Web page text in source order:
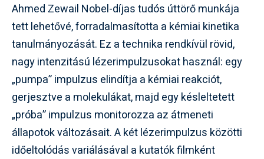
Ahmed Zewail Nobel-díjas tudós úttörő munkája
tett lehetővé, forradalmasította a kémiai kinetika
tanulmányozását. Ez a technika rendkívül rövid,
nagy intenzitású lézerimpulzusokat használ: egy
„pumpa” impulzus elindítja a kémiai reakciót,
gerjesztve a molekulákat, majd egy késleltetett
„próba” impulzus monitorozza az átmeneti
állapotok változásait. A két lézerimpulzus közötti
időeltolódás variálásával a kutatók filmként